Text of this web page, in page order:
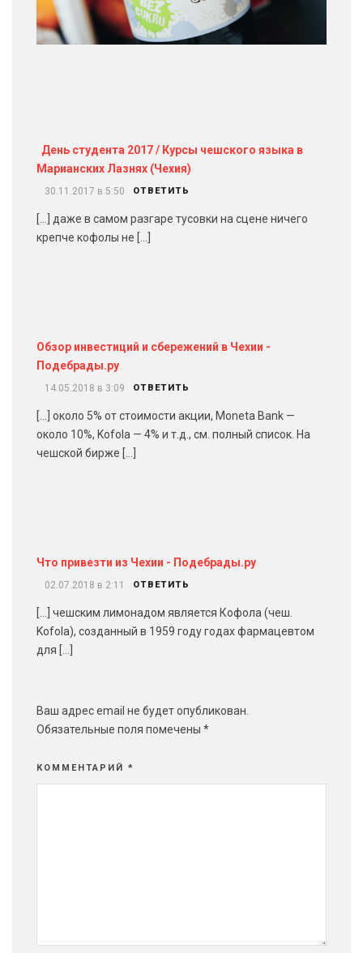
День студента 2017 / Курсы чешского языка в
Марианских Лазнях (Чехия)
30.11.2017 в 5:50 ОТВЕТИТЬ
[…] даже в самом разгаре тусовки на сцене ничего
крепче кофолы не […]
Обзор инвестиций и сбережений в Чехии -
Подебрады.ру
14.05.2018 в 3:09 ОТВЕТИТЬ
[…] около 5% от стоимости акции, Moneta Bank —
около 10%, Kofola — 4% и т.д., см. полный список. На
чешской бирже […]
Что привезти из Чехии - Подебрады.ру
02.07.2018 в 2:11 ОТВЕТИТЬ
[…] чешским лимонадом является Кофола (чеш.
Kofola), созданный в 1959 году годах фармацевтом
для […]
Ваш адрес email не будет опубликован.
Обязательные поля помечены *
КОММЕНТАРИЙ *